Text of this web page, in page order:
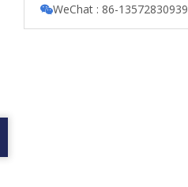
WeChat : 86-13572830939